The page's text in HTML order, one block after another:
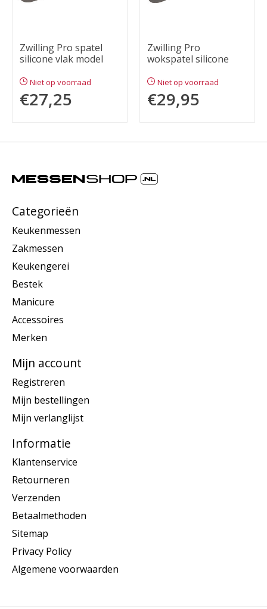
Zwilling Pro spatel
silicone vlak model
Niet op voorraad
€27,25
Zwilling Pro
wokspatel silicone
Niet op voorraad
€29,95
Categorieën
Keukenmessen
Zakmessen
Keukengerei
Bestek
Manicure
Accessoires
Merken
Mijn account
Registreren
Mijn bestellingen
Mijn verlanglijst
Informatie
Klantenservice
Retourneren
Verzenden
Betaalmethoden
Sitemap
Privacy Policy
Algemene voorwaarden